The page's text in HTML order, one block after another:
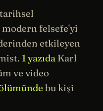
tarihsel
modern felsefe'yi
etkileyen
1 yazıda Karl
ve video
bu kişi